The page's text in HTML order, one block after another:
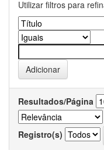
Utilizar filtros para
Resultados/Página
Registro(s)